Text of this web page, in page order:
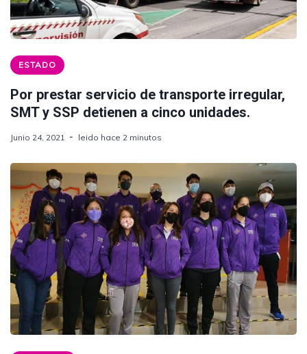
ESTADO
Por prestar servicio de transporte irregular,
SMT y SSP detienen a cinco unidades.
Junio 24, 2021 leido hace 2 minutos